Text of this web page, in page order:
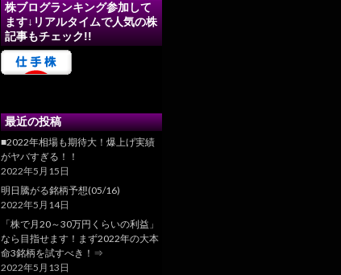
株ブログランキング参加して
ます↓リアルタイムで人気の株
記事もチェック!!
最近の投稿
■2022年相場も期待大！爆上げ実績
がヤバすぎる！！
2022年5月15日
明日騰がる銘柄予想(05/16)
2022年5月14日
「株で月20～30万円くらいの利益」
なら目指せます！まず2022年の大本
命3銘柄を試すべき！⇒
2022年5月13日